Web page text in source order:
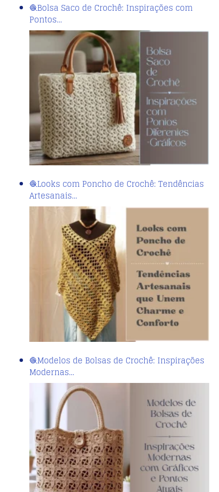
🧶Bolsa Saco de Crochê: Inspirações com
Pontos…
🧶Looks com Poncho de Crochê: Tendências
Artesanais…
🧶Modelos de Bolsas de Crochê: Inspirações
Modernas…